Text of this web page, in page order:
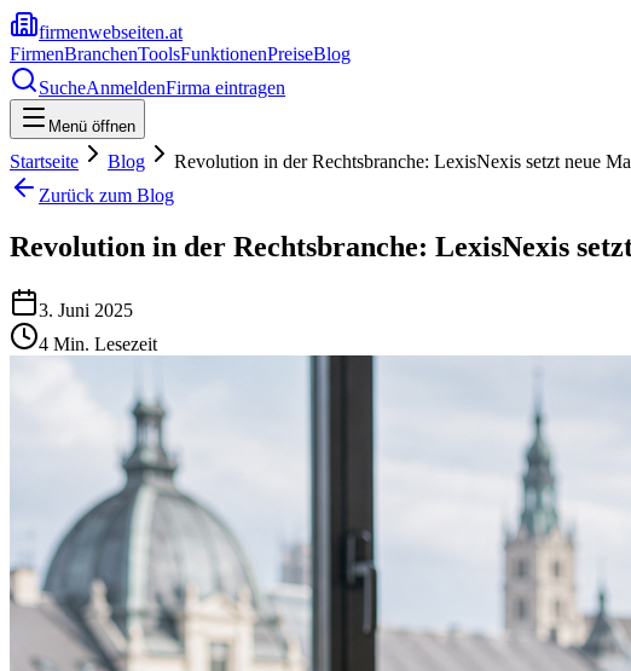
firmenwebseiten.at
FirmenBranchenToolsFunktionenPreiseBlog
SucheAnmeldenFirma eintragen
Menü öffnen
Startseite Blog
Revolution in der Rechtsbranche: LexisNexis setzt neue
Zurück zum Blog
Revolution in der Rechtsbranche: LexisNexis
3. Juni 2025
4 Min. Lesezeit